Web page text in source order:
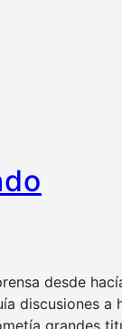
desde
discusiones